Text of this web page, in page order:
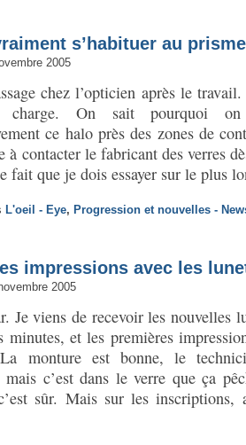
s’habituer au
2005
chez l’opticien après le
charge. On sait pourquoi
ce halo près des zones de
à contacter le fabricant des verres
fait que je dois essayer sur le plus
L'oeil - Eye, Progression et nouvelles -
impressions avec les
2005
Je viens de recevoir les nouvelles
minutes, et les premières
monture est bonne, le
mais c’est dans le verre que ça
sûr. Mais sur les inscriptions,